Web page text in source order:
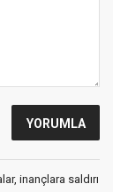
inançlara saldırı